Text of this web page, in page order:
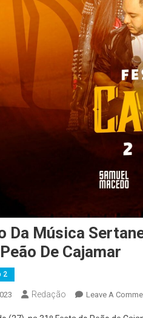
Da Música
De Cajamar
2
Redação Leave A